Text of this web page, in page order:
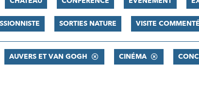
SORTIES NATURE VISITE
AUVERS ET VAN GOGH CINÉMA